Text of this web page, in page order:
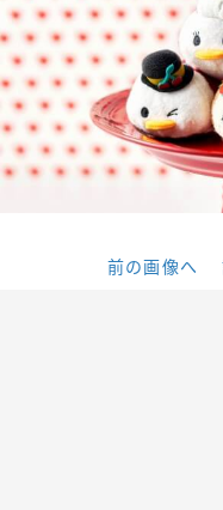
前の画像へ